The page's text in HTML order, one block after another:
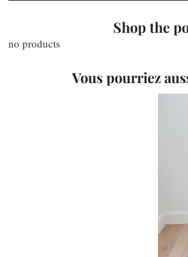
Shop the
no products
Vous pourriez